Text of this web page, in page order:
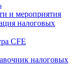
и мероприятия
налоговых
CFE
налоговых